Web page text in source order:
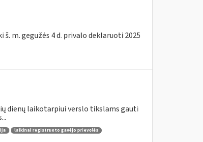
m. gegužės 4 d. privalo deklaruoti 2025
dienų laikotarpiui verslo tikslams gauti
laikinai registruoto gavėjo prievolės